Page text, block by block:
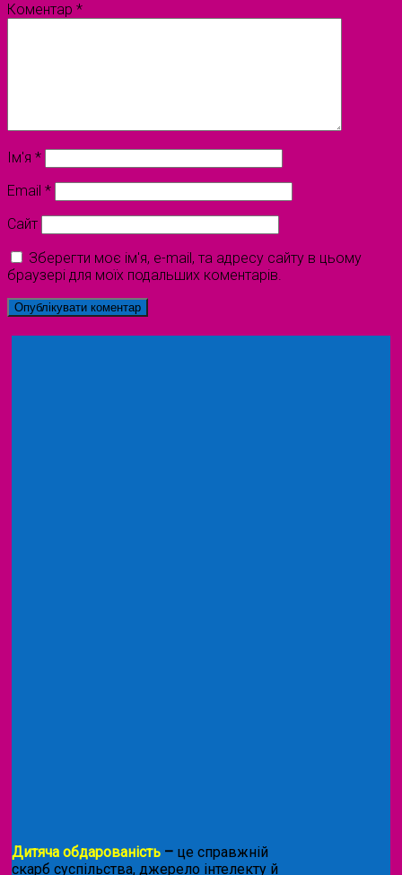
Коментар *
Ім'я *
Email *
Сайт
Зберегти моє ім'я, e-mail, та адресу сайту в цьому
браузері для моїх подальших коментарів.
Дитяча обдарованість – це справжній
скарб суспільства, джерело інтелекту й